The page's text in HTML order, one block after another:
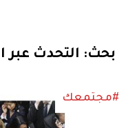
بحث: التحدث عبر
#مجتمعك